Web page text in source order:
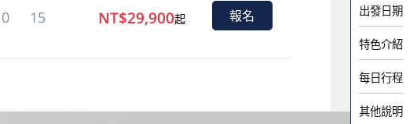
特色介紹
每日行程
其他說明
出發日期
0 15 NT$29,900起 報名